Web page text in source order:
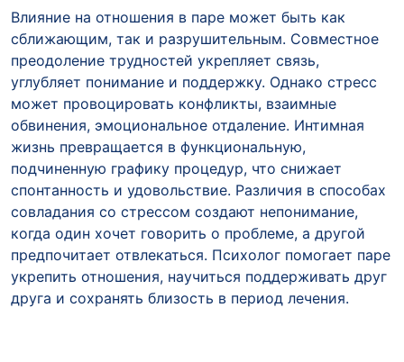
Влияние на отношения в паре может быть как
сближающим, так и разрушительным. Совместное
преодоление трудностей укрепляет связь,
углубляет понимание и поддержку. Однако стресс
может провоцировать конфликты, взаимные
обвинения, эмоциональное отдаление. Интимная
жизнь превращается в функциональную,
подчиненную графику процедур, что снижает
спонтанность и удовольствие. Различия в способах
совладания со стрессом создают непонимание,
когда один хочет говорить о проблеме, а другой
предпочитает отвлекаться. Психолог помогает паре
укрепить отношения, научиться поддерживать друг
друга и сохранять близость в период лечения.